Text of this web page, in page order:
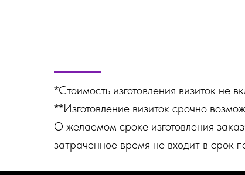
*Стоимость изготовления визиток не
**Изготовление визиток срочно
О желаемом сроке изготовления
затраченное время не входит в срок